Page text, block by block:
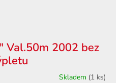
Val.50m 2002 bez
Skladem (1 ks)